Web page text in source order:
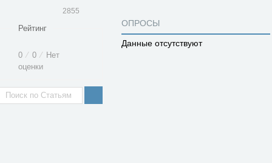
2855
Рейтинг
0 ⁄ 0 ⁄ Нет
оценки
ОПРОСЫ
Данные отсутствуют